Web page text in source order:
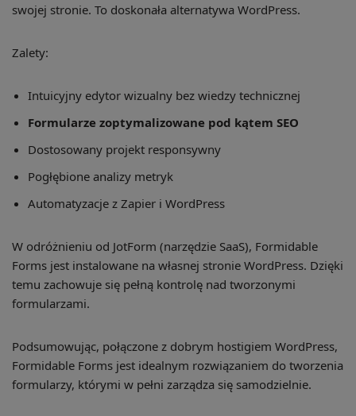
swojej stronie. To doskonała alternatywa WordPress.
Zalety:
Intuicyjny edytor wizualny bez wiedzy technicznej
Formularze zoptymalizowane pod kątem SEO
Dostosowany projekt responsywny
Pogłębione analizy metryk
Automatyzacje z Zapier i WordPress
W odróżnieniu od JotForm (narzędzie SaaS), Formidable
Forms jest instalowane na własnej stronie WordPress. Dzięki
temu zachowuje się pełną kontrolę nad tworzonymi
formularzami.
Podsumowując, połączone z dobrym hostigiem WordPress,
Formidable Forms jest idealnym rozwiązaniem do tworzenia
formularzy, którymi w pełni zarządza się samodzielnie.